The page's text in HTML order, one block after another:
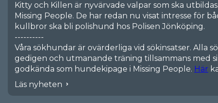
Kitty och Killen är nyvärvade valpar som ska
Missing People. De har redan nu visat intresse för
kullbror ska bli polishund hos Polisen Jönköping.
----------
Våra sökhundar är ovärderliga vid sökinsatser. Alla
gedigen och utmanande träning tillsammans med
godkända som hundekipage i Missing People. Här
innebär att vara sökhund för Missing People.
Läs nyheten